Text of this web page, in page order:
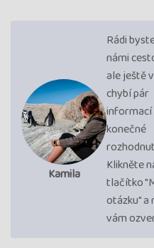
Kamila
Rádi
námi
ale ještě
chybí pár
konečné
Klikněte
tlačítko
otázku" a
vám